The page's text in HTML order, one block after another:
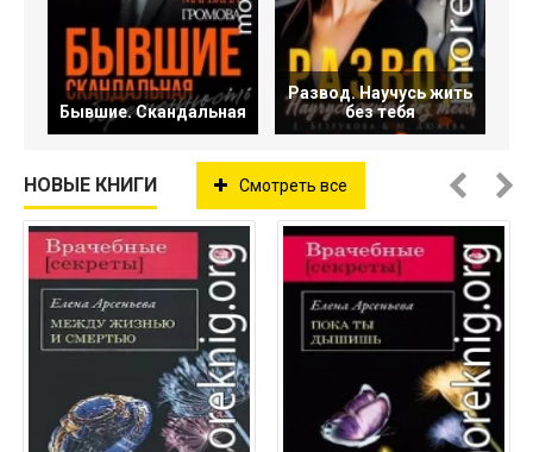
Бывшие. Скандальная
Развод. Научусь жить
без тебя
НОВЫЕ КНИГИ Смотреть все